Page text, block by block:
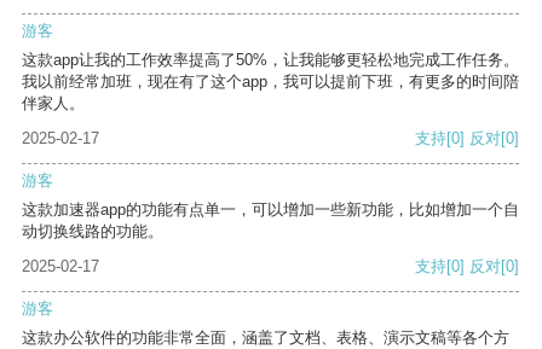
游客
这款app让我的工作效率提高了50%，让我能够更轻松地完成工作任务。
我以前经常加班，现在有了这个app，我可以提前下班，有更多的时间陪
伴家人。
2025-02-17
支持[0] 反对[0]
游客
这款加速器app的功能有点单一，可以增加一些新功能，比如增加一个自
动切换线路的功能。
2025-02-17
支持[0] 反对[0]
游客
这款办公软件的功能非常全面，涵盖了文档、表格、演示文稿等各个方